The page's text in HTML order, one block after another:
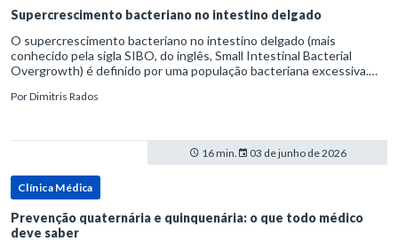
Supercrescimento bacteriano no intestino delgado
O supercrescimento bacteriano no intestino delgado (mais
conhecido pela sigla SIBO, do inglês, Small Intestinal Bacterial
Overgrowth) é definido por uma população bacteriana excessiva.
PorDimitris Rados
16 min. 03 de junho de 2026
Clínica Médica
Prevenção quaternária e quinquenária: o que todo médico
deve saber